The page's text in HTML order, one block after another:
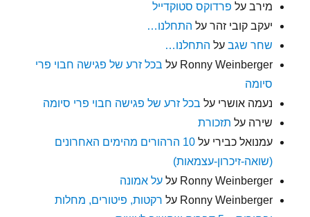
מירב על פרדוקס סטוקדייל
יעקב קובי זהר על התחלנו…
שחר שגב על התחלנו…
Ronny Weinberger על בכל זרע של פגישה חבוי פרי
סיומה
נעמה אושרי על בכל זרע של פגישה חבוי פרי סיומה
שירה על תזכורת
עמנואל כבירי על
10 הרהורים מהימים האחרונים
(שואה-זיכרון-עצמאות)
Ronny Weinberger עלעל אמונה
Ronny Weinberger על רקטות, פיטורים, מחלות